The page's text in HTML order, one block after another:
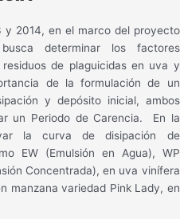
y 2014, en el marco del proyecto
determinar los factores
de plaguicidas en uva y
de la formulación de un
y depósito inicial, ambos
un Periodo de Carencia. En la
la curva de disipación de
EW (Emulsión en Agua), WP
Concentrada), en uva vinífera
manzana variedad Pink Lady, en